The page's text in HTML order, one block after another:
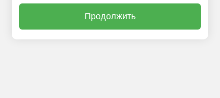
Продолжить